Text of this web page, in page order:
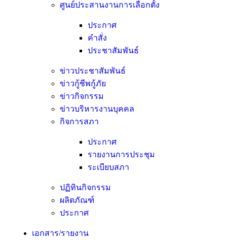
ศูนย์ประสานงานการเลือกตั้ง
ประกาศ
คำสั่ง
ประชาสัมพันธ์
ข่าวประชาสัมพันธ์
ข่าวกู้ชีพกู้ภัย
ข่าวกิจกรรม
ข่าวบริหารงานบุคคล
กิจการสภา
ประกาศ
รายงานการประชุม
ระเบียบสภา
ปฏิทินกิจกรรม
ผลิตภัณฑ์
ประกาศ
เอกสาร/รายงาน